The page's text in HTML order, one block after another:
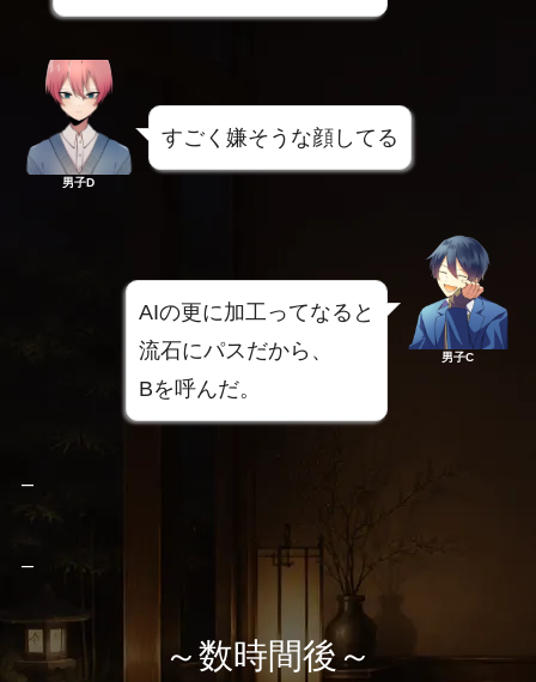
男子D
すごく嫌そうな顔してる
AIの更に加工ってなると
流石にパスだから、
Bを呼んだ。
男子C
–
–
～数時間後～